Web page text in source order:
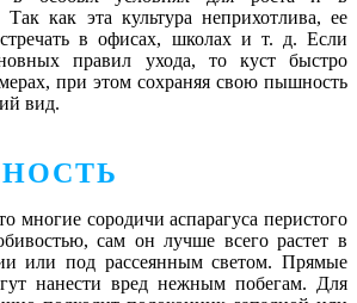
как эта культура неприхотлива, ее
в офисах, школах и т. д. Если
правил ухода, то куст быстро
при этом сохраняя свою пышность
вид.
многие сородичи аспарагуса перистого
сам он лучше всего растет в
или под рассеянным светом. Прямые
нанести вред нежным побегам. Для